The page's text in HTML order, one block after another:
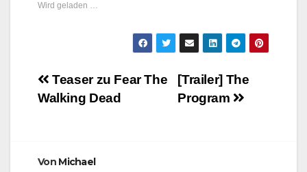
Wird geladen …
Beitragsnavigation
[Trailer] The
Program
Teaser zu Fear The
Walking Dead
Von Michael